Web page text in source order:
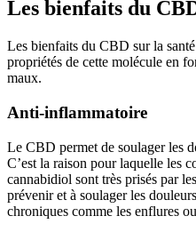
Les bienfaits du
Les bienfaits du CBD sur la
propriétés de cette molécule en
maux.
Anti-inflammatoire
Le CBD permet de soulager les
C’est la raison pour laquelle les
cannabidiol sont très prisés par
prévenir et à soulager les
chroniques comme les enflures